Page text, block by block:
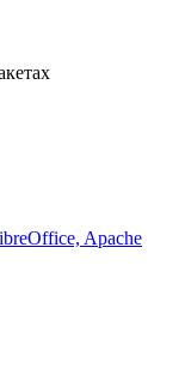
Apache